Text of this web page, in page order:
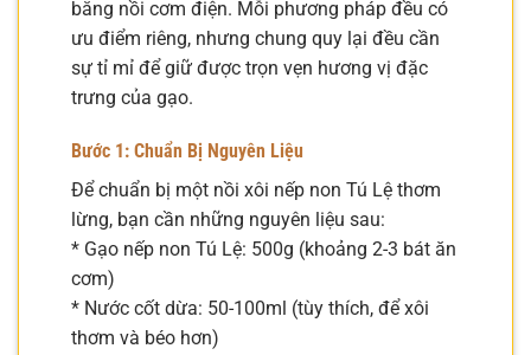
bằng nồi cơm điện. Mỗi phương pháp đều có
ưu điểm riêng, nhưng chung quy lại đều cần
sự tỉ mỉ để giữ được trọn vẹn hương vị đặc
trưng của gạo.
Bước 1: Chuẩn Bị Nguyên Liệu
Để chuẩn bị một nồi xôi nếp non Tú Lệ thơm
lừng, bạn cần những nguyên liệu sau:
* Gạo nếp non Tú Lệ: 500g (khoảng 2-3 bát ăn
cơm)
* Nước cốt dừa: 50-100ml (tùy thích, để xôi
thơm và béo hơn)